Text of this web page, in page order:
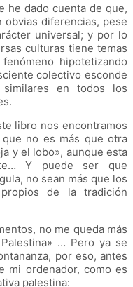
he dado cuenta de que,
diferencias, pese
universal; y por lo
culturas tiene temas
hipotetizando
colectivo esconde
similares en todos los
libro nos encontramos
que no es más que otra
y el lobo», aunque esta
… Y puede ser que
no sean más que los
de la tradición
no me queda más
» … Pero ya se
por eso, antes
mi ordenador, como es
palestina: